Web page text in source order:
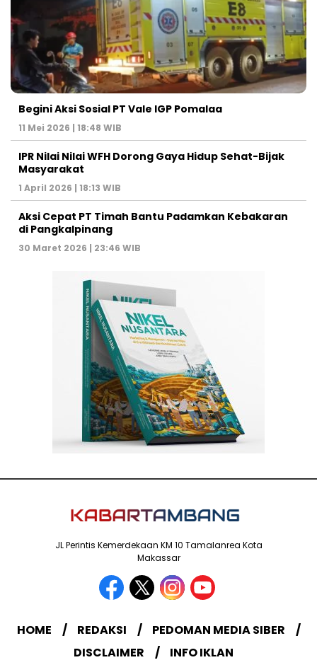
Begini Aksi Sosial PT Vale IGP Pomalaa
11 Mei 2026 | 18:48 WIB
IPR Nilai Nilai WFH Dorong Gaya Hidup Sehat-Bijak
Masyarakat
1 April 2026 | 18:13 WIB
Aksi Cepat PT Timah Bantu Padamkan Kebakaran
di Pangkalpinang
30 Maret 2026 | 23:46 WIB
JL Perintis Kemerdekaan KM 10 Tamalanrea Kota
Makassar
HOME REDAKSI
PEDOMAN MEDIA SIBER
DISCLAIMER
INFO IKLAN